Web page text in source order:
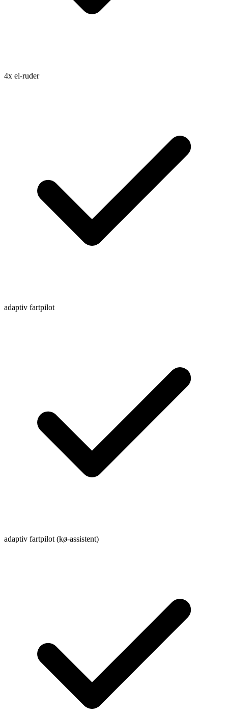
4x el-ruder
adaptiv fartpilot
adaptiv fartpilot (kø-assistent)